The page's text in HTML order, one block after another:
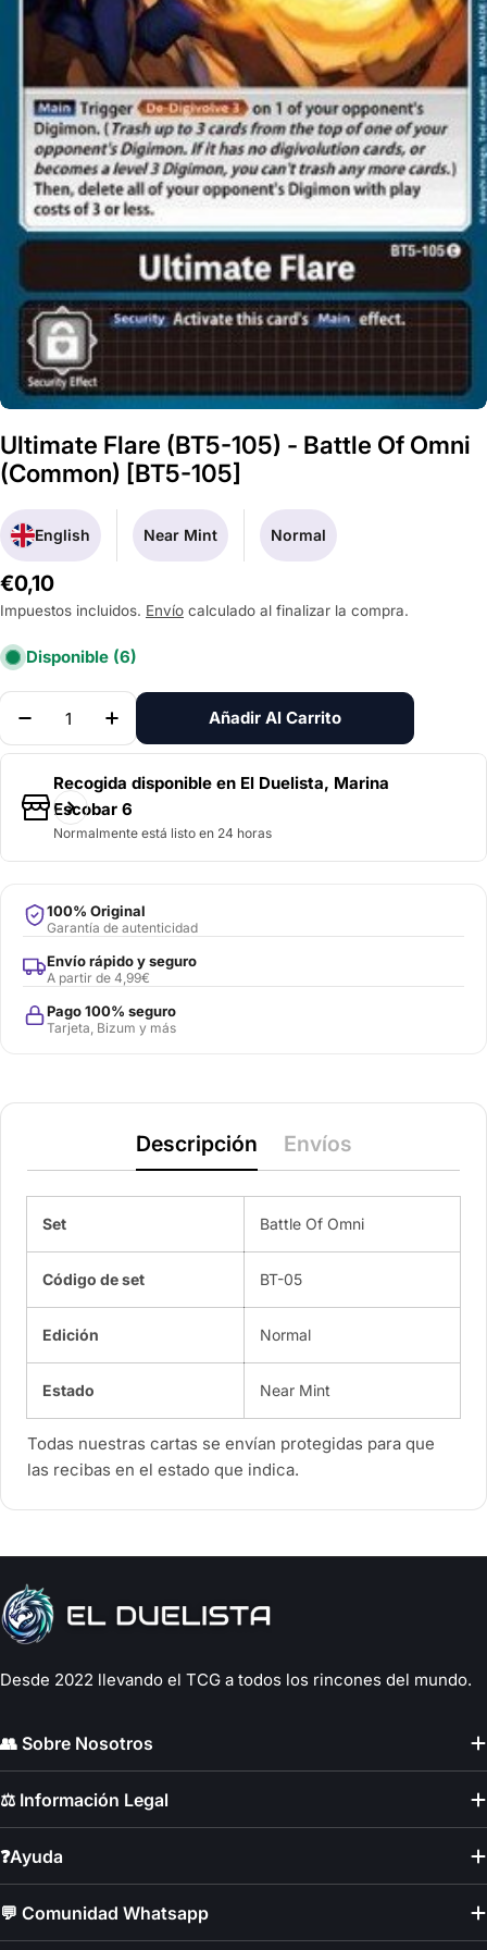
Ultimate Flare (BT5-105)⁣ - Battle Of Omni⁣
(Common)⁣ [BT5-105]
English Near Mint Normal
Precio
habitual
€0,10
Impuestos incluidos. Envío calculado al finalizar la compra.
Disponible (6)
Cantidad
Disminuir La Cantidad De Ultimate Flare (BT5-
Aumentar La Cantidad De Ultimate
Añadir Al Carrito
Recogida disponible en El Duelista, Marina
Escobar 6
Normalmente está listo en 24 horas
100% Original
Garantía de autenticidad
Envío rápido y seguro
A partir de 4,99€
Pago 100% seguro
Tarjeta, Bizum y más
Descripción Envíos
Set Battle Of Omni
Código de set BT-05
Edición Normal
Estado Near Mint
Todas nuestras cartas se envían protegidas para que
las recibas en el estado que indica.
Desde 2022 llevando el TCG a todos los rincones del mundo.
👥 Sobre Nosotros
⚖️ Información Legal
❓Ayuda
💬 Comunidad Whatsapp